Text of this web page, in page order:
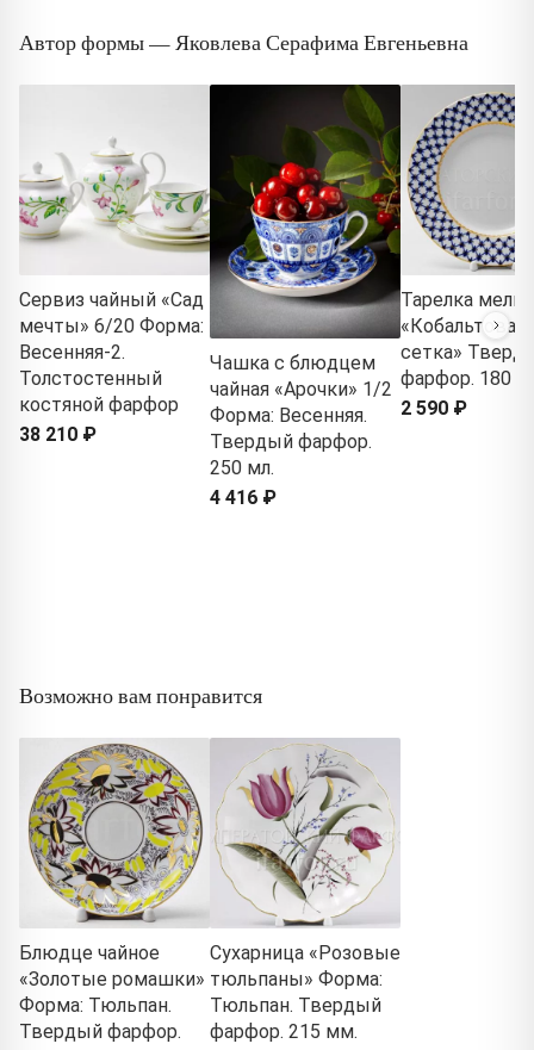
Автор формы — Яковлева Серафима Евгеньевна
Сервиз чайный «Сад
мечты» 6/20 Форма:
Весенняя-2.
Толстостенный
костяной фарфор
38 210 ₽
Чашка с блюдцем
чайная «Арочки» 1/2
Форма: Весенняя.
Твердый фарфор.
250 мл.
4 416 ₽
Тарелка
«Кобальтовая
сетка»
фарфор. 180
2 590 ₽
Возможно вам понравится
Блюдце чайное
«Золотые ромашки»
Форма: Тюльпан.
Твердый фарфор.
Сухарница «Розовые
тюльпаны» Форма:
Тюльпан. Твердый
фарфор. 215 мм.